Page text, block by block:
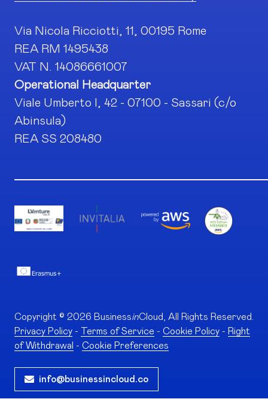
Via Nicola Ricciotti, 11, 00195 Rome
REA RM 1495438
VAT N. 14086661007
Operational Headquarter
Viale Umberto I, 42 - 07100 - Sassari (c/o
Abinsula)
REA SS 208480
Copyright © 2026 BusinessinCloud, All Rights Reserved.
Privacy Policy - Terms of Service - Cookie Policy - Right
of Withdrawal - Cookie Preferences
info@businessincloud.co